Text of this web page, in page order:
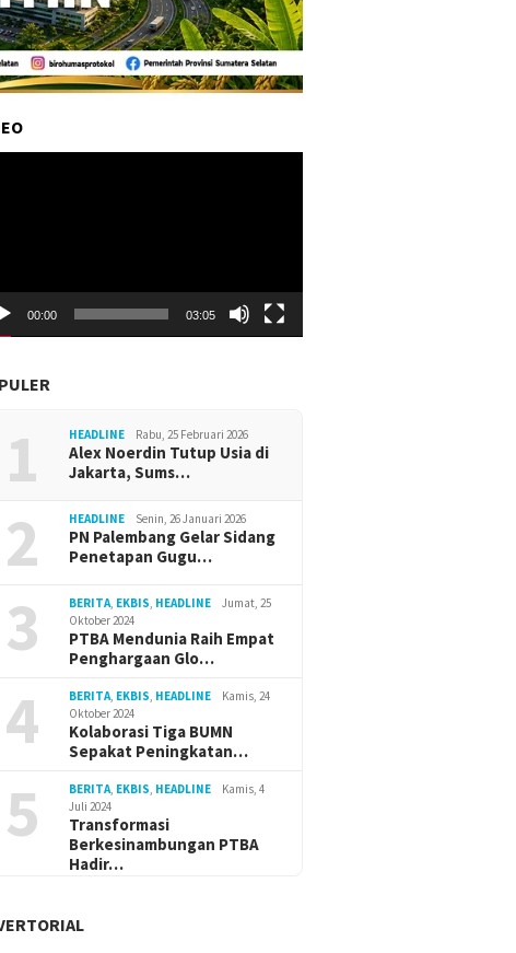
00:00 03:05
1 HEADLINE Rabu, 25 Februari 2026
Alex Noerdin Tutup Usia di
Jakarta, Sums…
2 HEADLINE Senin, 26 Januari 2026
PN Palembang Gelar Sidang
Penetapan Gugu…
3 BERITA, EKBIS, HEADLINE
Jumat, 25
Oktober 2024
PTBA Mendunia Raih Empat
Penghargaan Glo…
4 BERITA, EKBIS, HEADLINE
Kamis, 24
Oktober 2024
Kolaborasi Tiga BUMN
Sepakat Peningkatan…
5 BERITA, EKBIS, HEADLINE
Kamis, 4
Juli 2024
Transformasi
Berkesinambungan PTBA
Hadir…